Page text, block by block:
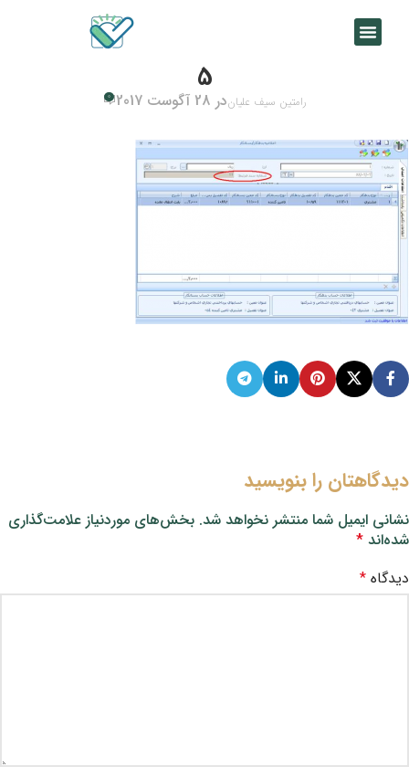
5
رامتین سیف علیاندر 28 آگوست 2017 0
دیدگاهتان را بنویسید
نشانی ایمیل شما منتشر نخواهد شد. بخش‌های موردنیاز علامت‌گذاری
شده‌اند *
دیدگاه *